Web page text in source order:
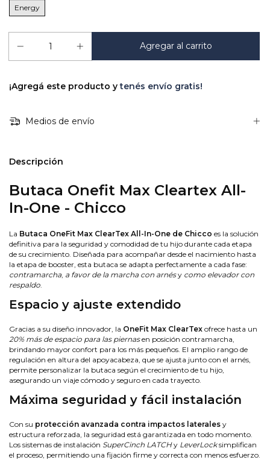
Energy
¡Agregá este producto ytenés envío gratis!
Medios de envío
Descripción
Butaca Onefit Max Cleartex All-
In-One - Chicco
La Butaca OneFit Max ClearTex All-In-One de Chicco es la solución
definitiva para la seguridad y comodidad de tu hijo durante cada etapa
de su crecimiento. Diseñada para acompañar desde el nacimiento hasta
la etapa de booster, esta butaca se adapta perfectamente a cada fase:
contramarcha a favor de la marcha con arnésy como elevador con
respaldo
Espacio y ajuste extendido
Gracias a su diseño innovador, la OneFit Max ClearTex ofrece hasta un
20% más de espacio para las piernasen posición contramarcha,
brindando mayor confort para los más pequeños. El amplio rango de
regulación en altura del apoyacabeza, que se ajusta junto con el arnés,
permite personalizar la butaca según el crecimiento de tu hijo,
asegurando un viaje cómodo y seguro en cada trayecto.
Máxima seguridad y fácil instalación
Con su protección avanzada contra impactos laterales y
estructura reforzada, la seguridad está garantizada en todo momento.
Los sistemas de instalación SuperCinch LATCHy LeverLocksimplifican
el proceso, permitiendo una fijación firme y correcta con menos esfuerzo.